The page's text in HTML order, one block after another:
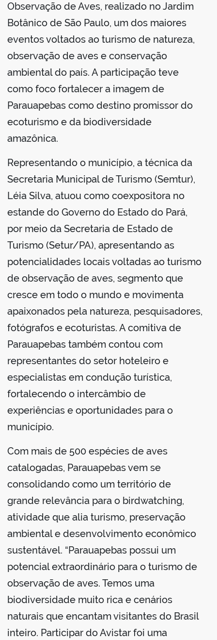
Observação de Aves, realizado no Jardim
Botânico de São Paulo, um dos maiores
eventos voltados ao turismo de natureza,
observação de aves e conservação
ambiental do país. A participação teve
como foco fortalecer a imagem de
Parauapebas como destino promissor do
ecoturismo e da biodiversidade
amazônica.
Representando o município, a técnica da
Secretaria Municipal de Turismo (Semtur),
Léia Silva, atuou como coexpositora no
estande do Governo do Estado do Pará,
por meio da Secretaria de Estado de
Turismo (Setur/PA), apresentando as
potencialidades locais voltadas ao turismo
de observação de aves, segmento que
cresce em todo o mundo e movimenta
apaixonados pela natureza, pesquisadores,
fotógrafos e ecoturistas. A comitiva de
Parauapebas também contou com
representantes do setor hoteleiro e
especialistas em condução turística,
fortalecendo o intercâmbio de
experiências e oportunidades para o
município.
Com mais de 500 espécies de aves
catalogadas, Parauapebas vem se
consolidando como um território de
grande relevância para o birdwatching,
atividade que alia turismo, preservação
ambiental e desenvolvimento econômico
sustentável. “Parauapebas possui um
potencial extraordinário para o turismo de
observação de aves. Temos uma
biodiversidade muito rica e cenários
naturais que encantam visitantes do Brasil
inteiro. Participar do Avistar foi uma